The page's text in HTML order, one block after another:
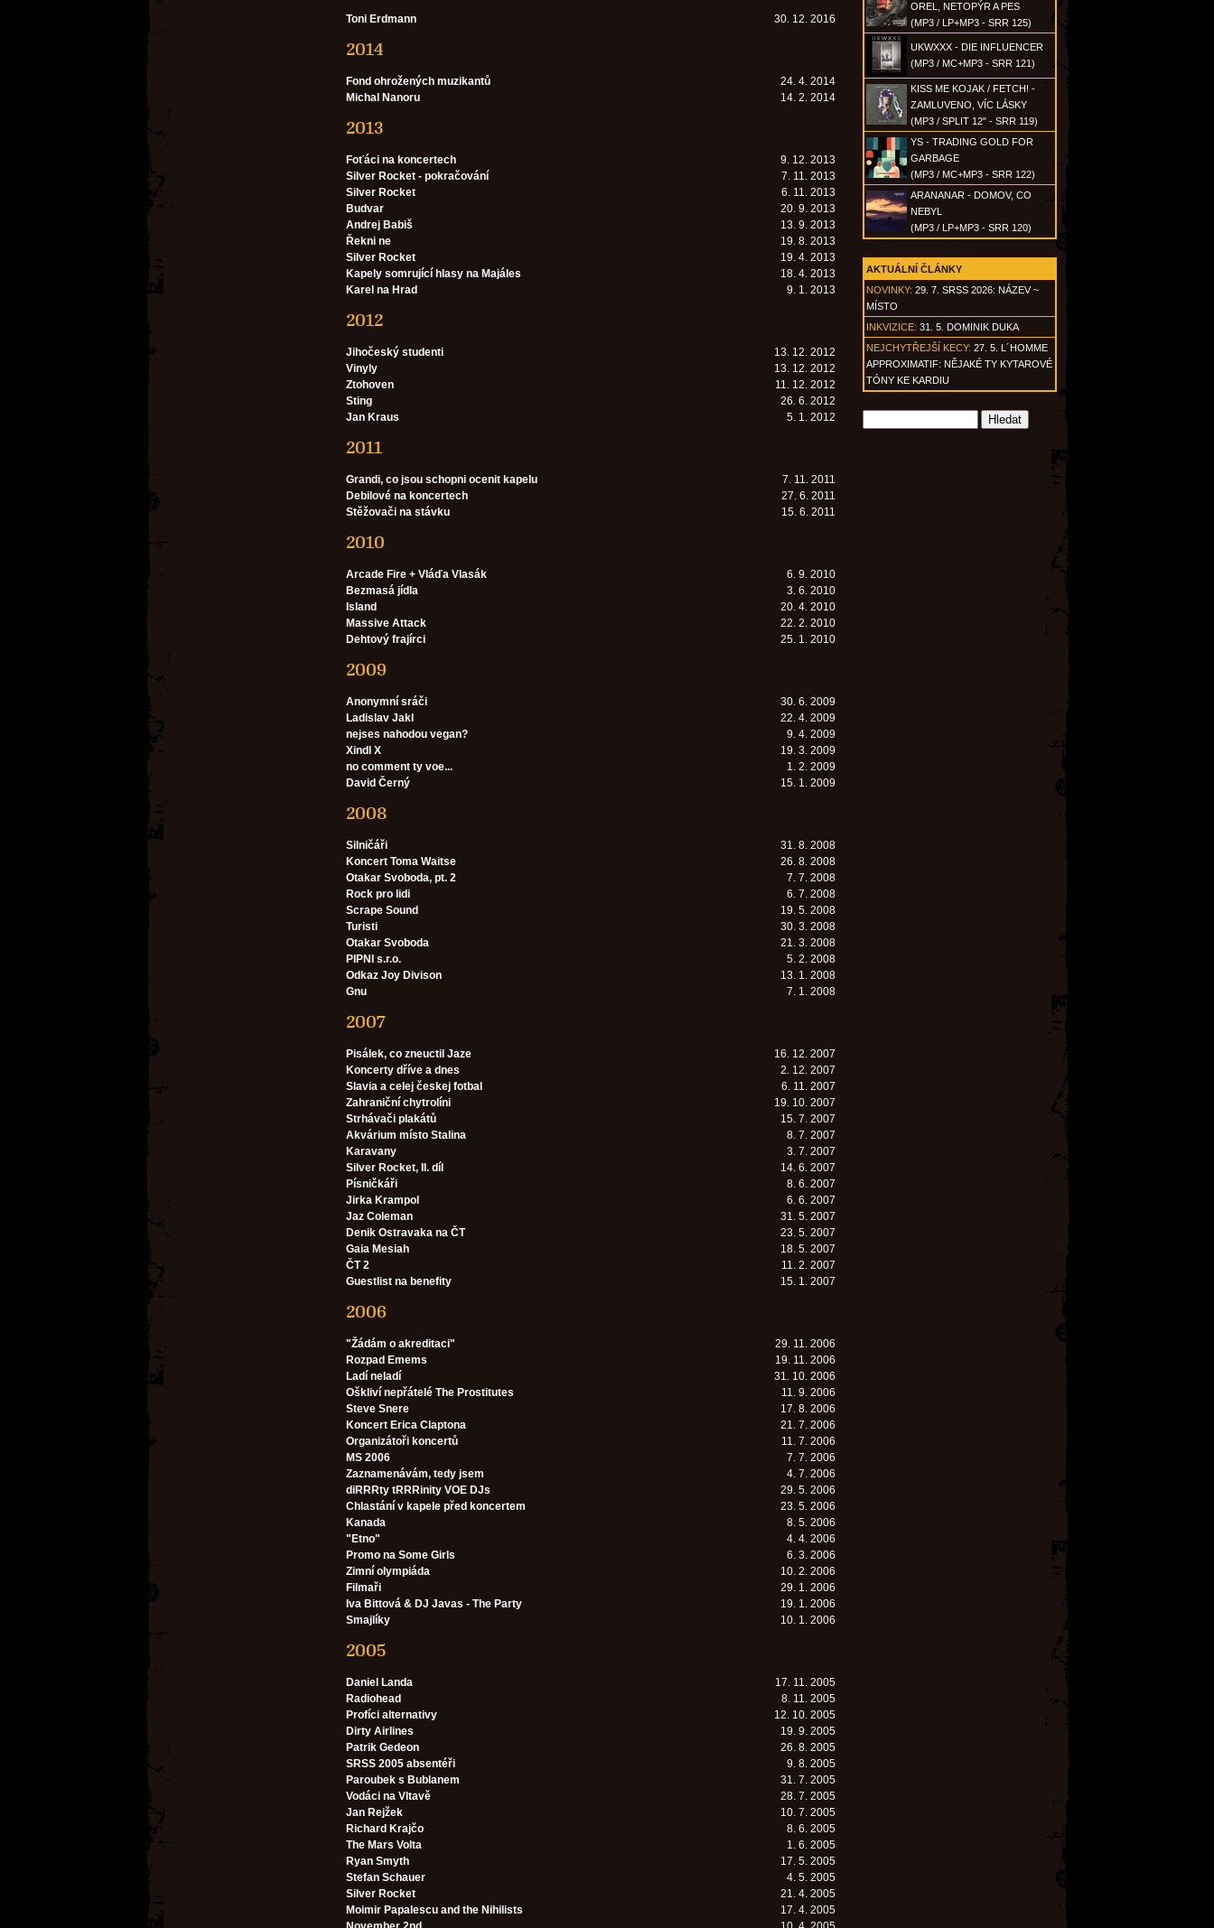
OREL, NETOPÝR A PES
(MP3 / LP+MP3 - SRR 125)
UKWXXX - DIE INFLUENCER
(MP3 / MC+MP3 - SRR 121)
KISS ME KOJAK / FETCH! -
ZAMLUVENO, VÍC LÁSKY
(MP3 / SPLIT 12" - SRR 119)
YS - TRADING GOLD FOR
GARBAGE
(MP3 / MC+MP3 - SRR 122)
ARANANAR - DOMOV, CO
NEBYL
(MP3 / LP+MP3 - SRR 120)
AKTUÁLNÍ ČLÁNKY
NOVINKY: 29. 7. SRSS 2026: NÁZEV ~
MÍSTO
INKVIZICE: 31. 5. DOMINIK DUKA
NEJCHYTŘEJŠÍ KECY: 27. 5. L´HOMME
APPROXIMATIF: NĚJAKÉ TY KYTAROVÉ
TÓNY KE KARDIU
Toni Erdmann 30. 12. 2016
2014
Fond ohrožených muzikantů
24. 4. 2014
Michal Nanoru
14. 2. 2014
2013
Foťáci na koncertech
9. 12. 2013
Silver Rocket - pokračování
7. 11. 2013
Silver Rocket
6. 11. 2013
Budvar
20. 9. 2013
Andrej Babiš
13. 9. 2013
Řekni ne
19. 8. 2013
Silver Rocket
19. 4. 2013
Kapely somrující hlasy na Majáles
18. 4. 2013
Karel na Hrad
9. 1. 2013
2012
Jihočeský studenti
13. 12. 2012
Vinyly
13. 12. 2012
Ztohoven
11. 12. 2012
Sting
26. 6. 2012
Jan Kraus
5. 1. 2012
2011
Grandi, co jsou schopni ocenit kapelu
7. 11. 2011
Debilové na koncertech
27. 6. 2011
Stěžovači na stávku
15. 6. 2011
2010
Arcade Fire + Vláďa Vlasák
6. 9. 2010
Bezmasá jídla
3. 6. 2010
Island
20. 4. 2010
Massive Attack
22. 2. 2010
Dehtový frajírci
25. 1. 2010
2009
Anonymní sráči
30. 6. 2009
Ladislav Jakl
22. 4. 2009
nejses nahodou vegan?
9. 4. 2009
Xindl X
19. 3. 2009
no comment ty voe...
1. 2. 2009
David Černý
15. 1. 2009
2008
Silničáři
31. 8. 2008
Koncert Toma Waitse
26. 8. 2008
Otakar Svoboda, pt. 2
7. 7. 2008
Rock pro lidi
6. 7. 2008
Scrape Sound
19. 5. 2008
Turisti
30. 3. 2008
Otakar Svoboda
21. 3. 2008
PIPNI s.r.o.
5. 2. 2008
Odkaz Joy Divison
13. 1. 2008
Gnu
7. 1. 2008
2007
Pisálek, co zneuctil Jaze
16. 12. 2007
Koncerty dříve a dnes
2. 12. 2007
Slavia a celej českej fotbal
6. 11. 2007
Zahraniční chytrolíni
19. 10. 2007
Strhávači plakátů
15. 7. 2007
Akvárium místo Stalina
8. 7. 2007
Karavany
3. 7. 2007
Silver Rocket, II. díl
14. 6. 2007
Písničkáři
8. 6. 2007
Jirka Krampol
6. 6. 2007
Jaz Coleman
31. 5. 2007
Denik Ostravaka na ČT
23. 5. 2007
Gaia Mesiah
18. 5. 2007
ČT 2
11. 2. 2007
Guestlist na benefity
15. 1. 2007
2006
"Žádám o akreditaci"
29. 11. 2006
Rozpad Emems
19. 11. 2006
Ladí neladí
31. 10. 2006
Oškliví nepřátelé The Prostitutes
11. 9. 2006
Steve Snere
17. 8. 2006
Koncert Erica Claptona
21. 7. 2006
Organizátoři koncertů
11. 7. 2006
MS 2006
7. 7. 2006
Zaznamenávám, tedy jsem
4. 7. 2006
diRRRty tRRRinity VOE DJs
29. 5. 2006
Chlastání v kapele před koncertem
23. 5. 2006
Kanada
8. 5. 2006
"Etno"
4. 4. 2006
Promo na Some Girls
6. 3. 2006
Zimní olympiáda
10. 2. 2006
Filmaři
29. 1. 2006
Iva Bittová & DJ Javas - The Party
19. 1. 2006
Smajlíky
10. 1. 2006
2005
Daniel Landa
17. 11. 2005
Radiohead
8. 11. 2005
Profíci alternativy
12. 10. 2005
Dirty Airlines
19. 9. 2005
Patrik Gedeon
26. 8. 2005
SRSS 2005 absentéři
9. 8. 2005
Paroubek s Bublanem
31. 7. 2005
Vodáci na Vltavě
28. 7. 2005
Jan Rejžek
10. 7. 2005
Richard Krajčo
8. 6. 2005
The Mars Volta
1. 6. 2005
Ryan Smyth
17. 5. 2005
Stefan Schauer
4. 5. 2005
Silver Rocket
21. 4. 2005
Moimir Papalescu and the Nihilists
17. 4. 2005